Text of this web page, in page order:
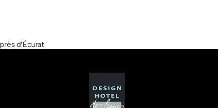
près d'Écurat